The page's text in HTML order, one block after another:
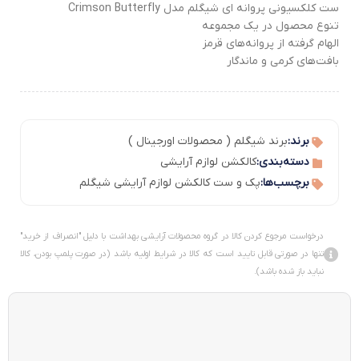
ست کلکسیونی پروانه ای شیگلم مدل Crimson Butterfly
تنوع محصول در یک مجموعه
الهام گرفته از پروانه‌های قرمز
بافت‌های کرمی و ماندگار
برند:برند شیگلم ( محصولات اورجینال )
دسته‌بندی:کالکشن لوازم آرایشی
برچسب‌ها:پک و ست کالکشن لوازم آرایشی شیگلم
درخواست مرجوع کردن کالا در گروه محصولات آرایشی بهداشت با دلیل "انصراف از خرید"
تنها در صورتی قابل تایید است که کالا در شرایط اولیه باشد (در صورت پلمپ بودن، کالا
نباید باز شده باشد).